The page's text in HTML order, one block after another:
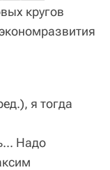
кругов
я тогда
Надо